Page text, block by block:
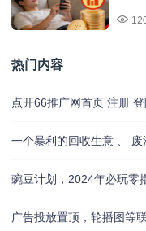
热门内容
点开66推广网首页 注册
一个暴利的回收生意 、
豌豆计划，2024年必玩零
广告投放置顶，轮播图等